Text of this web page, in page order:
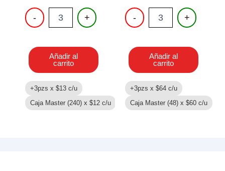
-
FOAMY
MOLDEABLE
+
Añadir al
carrito
+3pzs x $13 c/u
Caja Master (240) x $12 c/u
-
JUEGO
DE
+
Añadir al
carrito
+3pzs x $64 c/u
Caja Master (48) x $60 c/u